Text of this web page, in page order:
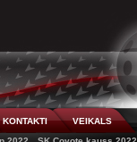
KONTAKTI
VEIKALS